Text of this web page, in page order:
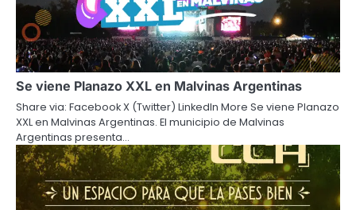
Se viene Planazo XXL en Malvinas Argentinas
Share via: Facebook X (Twitter) LinkedIn More Se viene Planazo
XXL en Malvinas Argentinas. El municipio de Malvinas
Argentinas presenta…